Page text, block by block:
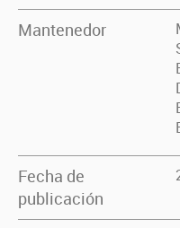
Mantenedor
Fecha de
publicación